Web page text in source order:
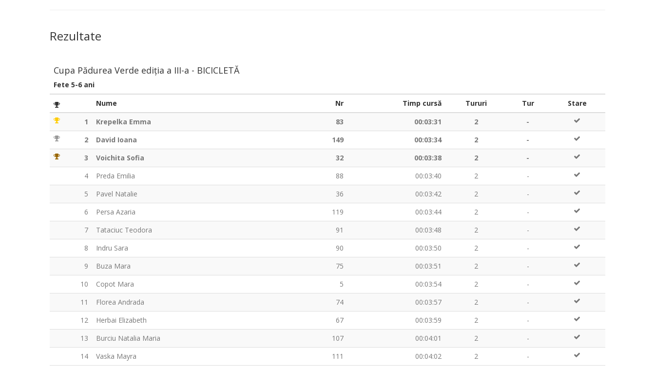
Rezultate
Cupa Pădurea Verde ediția a III-a - BICICLETĂ
Fete 5-6 ani
Nume
Nr Timp cursă Tururi Tur
Stare
1
Krepelka Emma 83 00:03:31 2
-
2
David Ioana 149 00:03:34 2
-
3
Voichita Sofia 32 00:03:38 2
-
4
Preda Emilia 88 00:03:40 2
-
5
Pavel Natalie 36 00:03:42 2
-
6
Persa Azaria 119 00:03:44 2
-
7
Tataciuc Teodora 91 00:03:48 2
-
8
Indru Sara 90 00:03:50 2
-
9
Buza Mara 75 00:03:51 2
-
10
Copot Mara 5 00:03:54 2
-
11
Florea Andrada 74 00:03:57 2
-
12
Herbai Elizabeth 67 00:03:59 2
-
13
Burciu Natalia Maria 107 00:04:01 2
-
14
Vaska Mayra 111 00:04:02 2 -